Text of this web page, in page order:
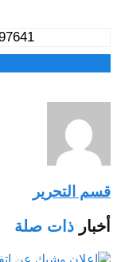
قسم التحرير
أخبار ذات صلة